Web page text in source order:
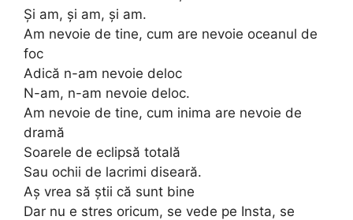
Și am, și am, și am.
Am nevoie de tine, cum are nevoie oceanul de
foc
Adică n-am nevoie deloc
N-am, n-am nevoie deloc.
Am nevoie de tine, cum inima are nevoie de
dramă
Soarele de eclipsă totală
Sau ochii de lacrimi diseară.
Aș vrea să știi că sunt bine
Dar nu e stres oricum, se vede pe Insta, se